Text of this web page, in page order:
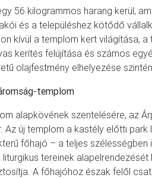
56 kilogrammos harang kerül,
és a településhez kötődő
kívül a templom kert világítása,
kerítés felújítása és számos
olajfestmény elhelyezése
templom
alapkövének szentelésére, az
Az új templom a kastély előtti
főhajó – a teljes
tereinek
A főhajóhoz észak felől